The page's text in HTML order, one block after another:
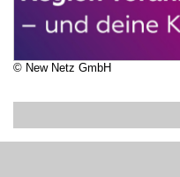
© New Netz GmbH